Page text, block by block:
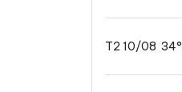
T2 10/08 34°